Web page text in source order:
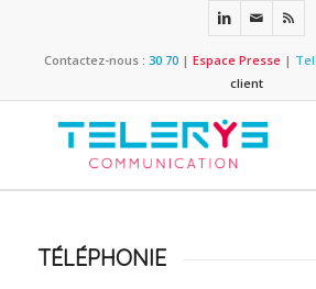
Contactez-nous :30 70 |Espace Presse |
client
TÉLÉPHONIE